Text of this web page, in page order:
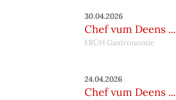
30.04.2026
Chef vum Deens ...
FRÜH Gastronomie
24.04.2026
Chef vum Deens ...